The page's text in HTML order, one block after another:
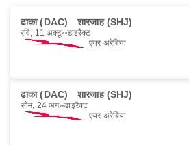
ढाका (DAC) शारजाह (SHJ)
रवि, 11 अक्टू॰ डाइरैक्ट
एयर अरेबिया
ढाका (DAC) शारजाह (SHJ)
सोम, 24 अग॰ डाइरैक्ट
एयर अरेबिया